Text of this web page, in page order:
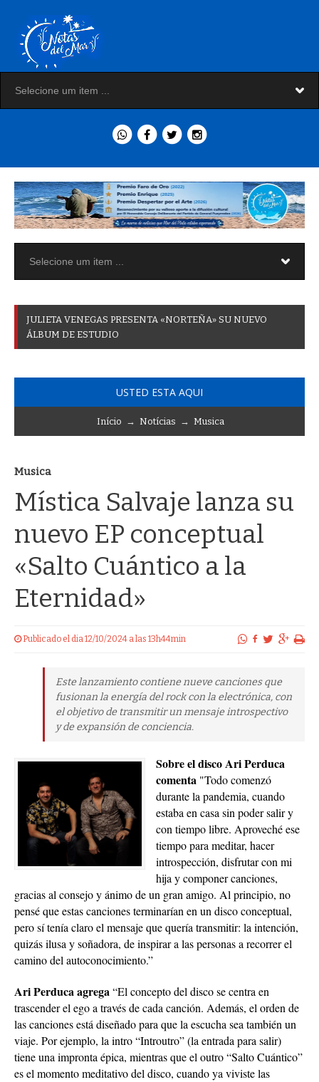
JULIETA VENEGAS PRESENTA «NORTEÑA» SU NUEVO
ÁLBUM DE ESTUDIO
USTED ESTA AQUI
Início → Notícias → Musica
Musica
Mística Salvaje lanza su
nuevo EP conceptual
«Salto Cuántico a la
Eternidad»
Publicado el dia 12/10/2024 a las 13h44min
Este lanzamiento contiene nueve canciones que
fusionan la energía del rock con la electrónica, con
el objetivo de transmitir un mensaje introspectivo
y de expansión de conciencia.
Sobre el disco Ari Perduca
comenta "Todo comenzó
durante la pandemia, cuando
estaba en casa sin poder salir y
con tiempo libre. Aproveché ese
tiempo para meditar, hacer
introspección, disfrutar con mi
hija y componer canciones,
gracias al consejo y ánimo de un gran amigo. Al principio, no
pensé que estas canciones terminarían en un disco conceptual,
pero sí tenía claro el mensaje que quería transmitir: la intención,
quizás ilusa y soñadora, de inspirar a las personas a recorrer el
camino del autoconocimiento.”
Ari Perduca agrega“El concepto del disco se centra en
trascender el ego a través de cada canción. Además, el orden de
las canciones está diseñado para que la escucha sea también un
viaje. Por ejemplo, la intro “Introutro” (la entrada para salir)
tiene una impronta épica, mientras que el outro “Salto Cuántico”
es el momento meditativo del disco, cuando ya viviste las